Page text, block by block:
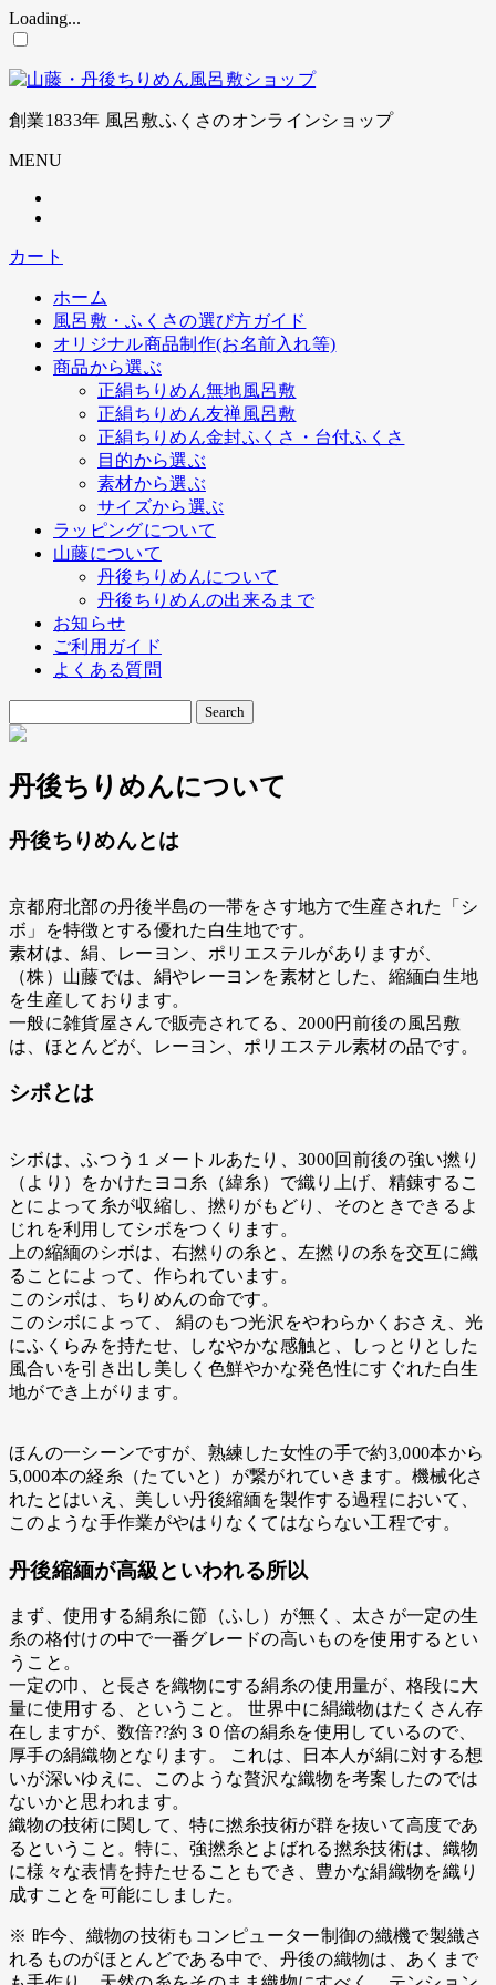
Loading...
コ
テ
ン
ツ
に
プ
創業1833年 風呂敷ふくさのオンラインショップ
MENU
カート
ホーム
風呂敷・ふくさの選び方ガイド
オリジナル商品制作(お名前入れ等)
商品から選ぶ
正絹ちりめん無地風呂敷
正絹ちりめん友禅風呂敷
正絹ちりめん金封ふくさ・台付ふくさ
目的から選ぶ
素材から選ぶ
サイズから選ぶ
ラッピングについて
山藤について
丹後ちりめんについて
丹後ちりめんの出来るまで
お知らせ
ご利用ガイド
よくある質問
丹後ちりめんについて
丹後ちりめんとは
京都府北部の丹後半島の一帯をさす地方で生産された「シ
ボ」を特徴とする優れた白生地です。
素材は、絹、レーヨン、ポリエステルがありますが、
（株）山藤では、絹やレーヨンを素材とした、縮緬白生地
を生産しております。
一般に雑貨屋さんで販売されてる、2000円前後の風呂敷
は、ほとんどが、レーヨン、ポリエステル素材の品です。
シボとは
シボは、ふつう１メートルあたり、3000回前後の強い撚り
（より）をかけたヨコ糸（緯糸）で織り上げ、精錬するこ
とによって糸が収縮し、撚りがもどり、そのときできるよ
じれを利用してシボをつくります。
上の縮緬のシボは、右撚りの糸と、左撚りの糸を交互に織
ることによって、作られています。
このシボは、ちりめんの命です。
このシボによって、 絹のもつ光沢をやわらかくおさえ、光
にふくらみを持たせ、しなやかな感触と、しっとりとした
風合いを引き出し美しく色鮮やかな発色性にすぐれた白生
地ができ上がります。
ほんの一シーンですが、熟練した女性の手で約3,000本から
5,000本の経糸（たていと）が繋がれていきます。機械化さ
れたとはいえ、美しい丹後縮緬を製作する過程において、
このような手作業がやはりなくてはならない工程です。
丹後縮緬が高級といわれる所以
まず、使用する絹糸に節（ふし）が無く、太さが一定の生
糸の格付けの中で一番グレードの高いものを使用するとい
うこと。
一定の巾、と長さを織物にする絹糸の使用量が、格段に大
量に使用する、ということ。 世界中に絹織物はたくさん存
在しますが、数倍??約３０倍の絹糸を使用しているので、
厚手の絹織物となります。 これは、日本人が絹に対する想
いが深いゆえに、このような贅沢な織物を考案したのでは
ないかと思われます。
織物の技術に関して、特に撚糸技術が群を抜いて高度であ
るということ。特に、強撚糸とよばれる撚糸技術は、織物
に様々な表情を持たせることもでき、豊かな絹織物を織り
成すことを可能にしました。
※ 昨今、織物の技術もコンピューター制御の織機で製織さ
れるものがほとんどである中で、丹後の織物は、あくまで